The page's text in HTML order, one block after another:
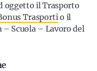
oggetto il Trasporto
Trasportio il
– Scuola – Lavoro del